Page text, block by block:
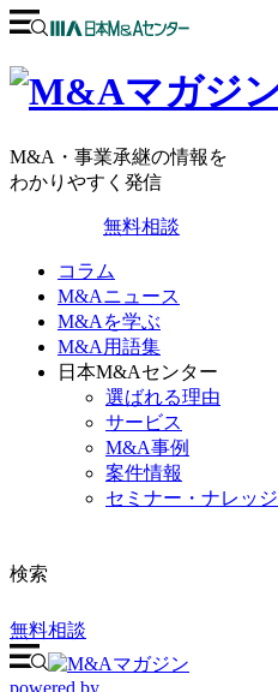
M&A・事業承継の情報を
わかりやすく発信
無料相談
コラム
M&Aニュース
M&Aを学ぶ
M&A用語集
日本M&Aセンター
選ばれる理由
サービス
M&A事例
案件情報
セミナー・ナレッジ
検索
無料相談
powered by